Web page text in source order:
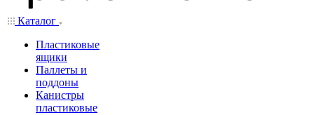
Каталог
Пластиковые
ящики
Паллеты и
поддоны
Канистры
пластиковые